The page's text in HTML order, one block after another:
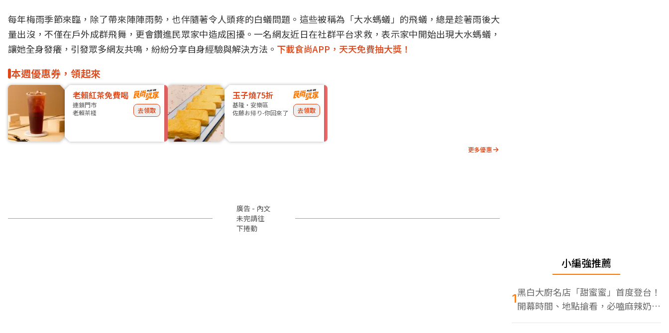
每年梅雨季節來臨，除了帶來陣陣雨勢，也伴隨著令人頭疼的白蟻問題。這些被稱為「大水螞蟻」的飛蟻，總是趁著雨後大
量出沒，不僅在戶外成群飛舞，更會鑽進民眾家中造成困擾。一名網友近日在社群平台求救，表示家中開始出現大水螞蟻，
讓她全身發癢，引發眾多網友共鳴，紛紛分享自身經驗與解決方法。 下載食尚APP，天天免費抽大獎！
本週優惠券，領起來
老賴紅茶免費喝
連鎖門市
老賴茶棧
去領取
玉子燒75折
基隆・安樂區
佐藤お帰り-你回來了
去領取
更多優惠
廣告 - 內文
未完請往
下捲動
小編強推薦
1黑白大廚名店「甜蜜蜜」首度登台！
開幕時間、地點搶看，必嗑麻辣奶油
蝦